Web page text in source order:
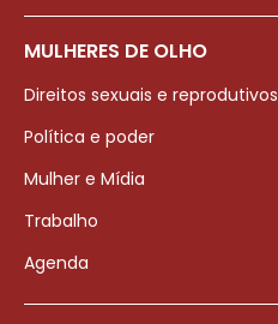
MULHERES DE OLHO
Direitos sexuais e reprodutivos
Política e poder
Mulher e Mídia
Trabalho
Agenda